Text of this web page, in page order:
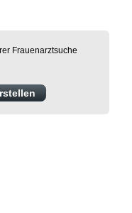
Frauenarztsuche